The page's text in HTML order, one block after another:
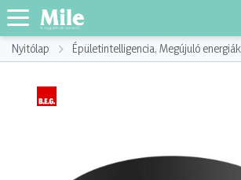
Nyitólap Épületintelligencia, Megújuló energiák